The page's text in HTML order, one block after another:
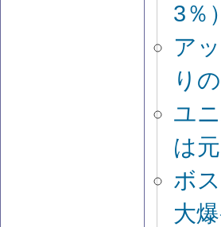
3％）
ア
り
ユ
は
ボ
大